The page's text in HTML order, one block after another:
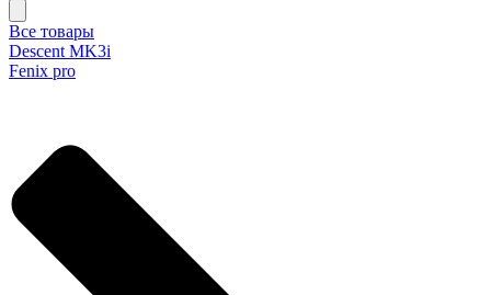
Все товары
Descent MK3i
Fenix pro